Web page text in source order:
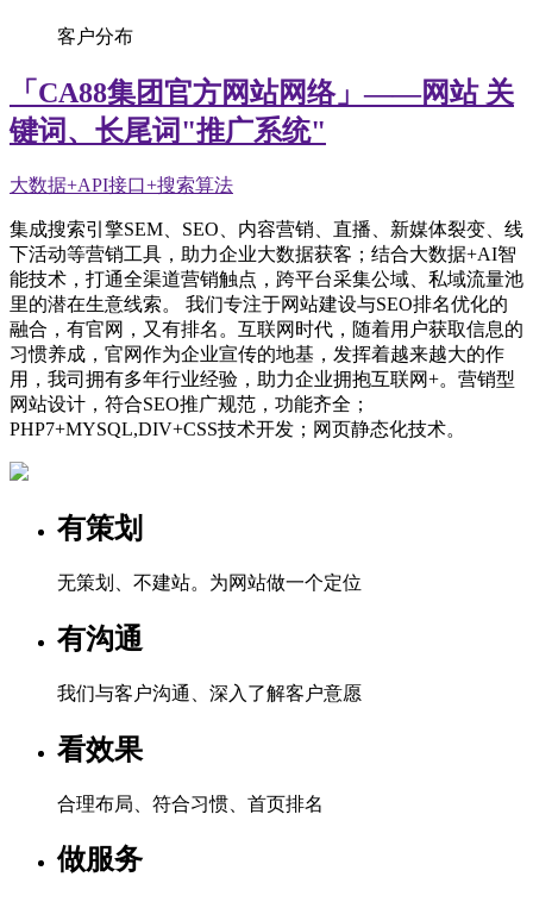
客户分布
「CA88集团官方网站网络」——网站 关
键词、长尾词"推广系统"
大数据+API接口+搜索算法
集成搜索引擎SEM、SEO、内容营销、直播、新媒体裂变、线
下活动等营销工具，助力企业大数据获客；结合大数据+AI智
能技术，打通全渠道营销触点，跨平台采集公域、私域流量池
里的潜在生意线索。 我们专注于网站建设与SEO排名优化的
融合，有官网，又有排名。互联网时代，随着用户获取信息的
习惯养成，官网作为企业宣传的地基，发挥着越来越大的作
用，我司拥有多年行业经验，助力企业拥抱互联网+。营销型
网站设计，符合SEO推广规范，功能齐全；
PHP7+MYSQL,DIV+CSS技术开发；网页静态化技术。
有策划
无策划、不建站。为网站做一个定位
有沟通
我们与客户沟通、深入了解客户意愿
看效果
合理布局、符合习惯、首页排名
做服务